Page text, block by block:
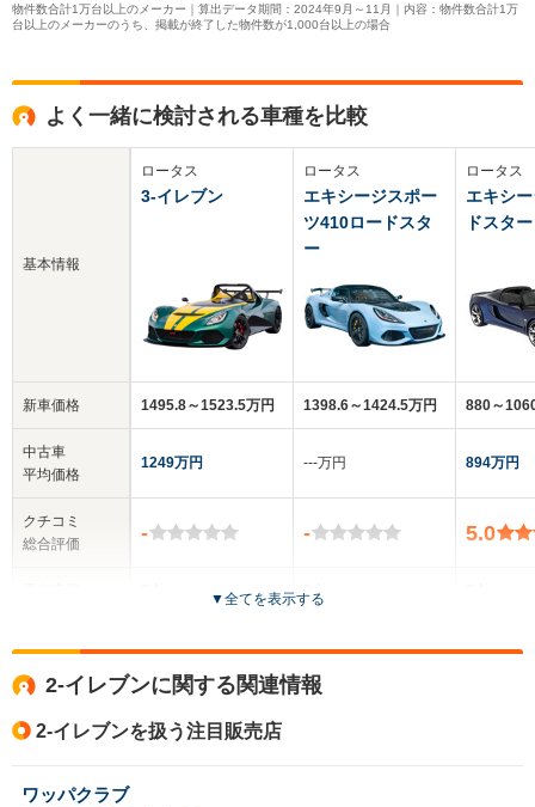
物件数合計1万台以上のメーカー｜算出データ期間：2024年9月～11月｜内容：物件数合計1万
台以上のメーカーのうち、掲載が終了した物件数が1,000台以上の場合
よく一緒に検討される車種を比較
基本情報
新車価格
中古車
平均価格
クチコミ
総合評価
ロータス
3-イレブン
1495.8～1523.5万円
1249万円
-
全高
ロータス
エキシージスポー
ツ410ロードスタ
ー
1398.6～1424.5万円
‐‐‐万円
-
2人
ロータス
エキシ
ドスター
880～
894万円
5.0
▼全てを表示する
2-イレブンに関する関連情報
2-イレブンを扱う注目販売店
ワッパクラブ